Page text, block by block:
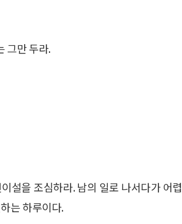
그만 두라.
설을 조심하라. 남의 일로 나서다가 어렵
는 하루이다.